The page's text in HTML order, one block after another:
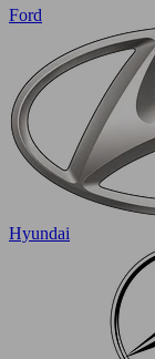
Ford
Hyundai